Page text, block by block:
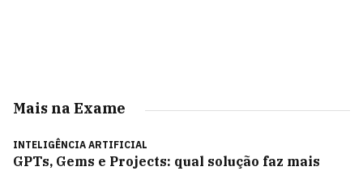
Mais na Exame
INTELIGÊNCIA ARTIFICIAL
GPTs, Gems e Projects: qual solução faz mais